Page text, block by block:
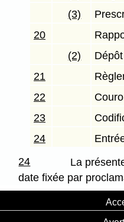
(3)
20
(2)
21
22
23
24
24
La
date fixée par